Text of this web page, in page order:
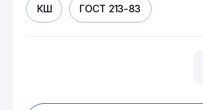
КШ ГОСТ 213-83